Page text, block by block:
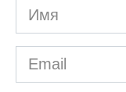
Имя
*
Email
*